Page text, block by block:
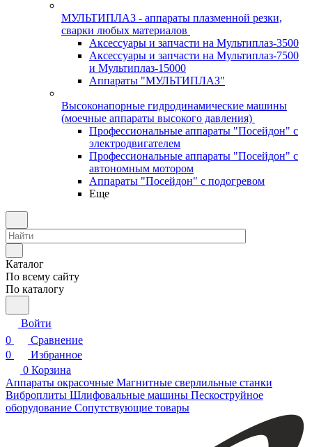
МУЛЬТИПЛАЗ - аппараты плазменной резки,
сварки любых материалов
Аксессуары и запчасти на Мультиплаз-3500
Аксессуары и запчасти на Мультиплаз-7500
и Мультиплаз-15000
Аппараты "МУЛЬТИПЛАЗ"
Высоконапорные гидродинамические машины
(моечные аппараты высокого давления)
Профессиональные аппараты "Посейдон" с
электродвигателем
Профессиональные аппараты "Посейдон" с
автономным мотором
Аппараты "Посейдон" с подогревом
Еще
Каталог
По всему сайту
По каталогу
Войти
0
Сравнение
0
Избранное
0 Корзина
Аппараты окрасочные Магнитные сверлильные станки
Виброплиты Шлифовальные машины Пескоструйное
оборудование Сопутствующие товары